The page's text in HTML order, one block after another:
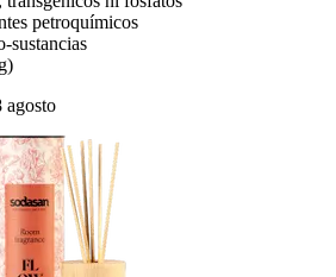
petroquímicos
sustancias
agosto